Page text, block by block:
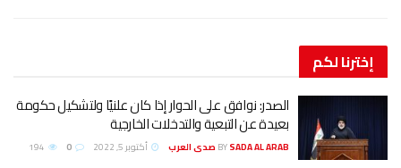
إخترنالكم
الصدر: نوافق على الحوار إذا كان علنيًا ولتشكيل حكومة
بعيدة عن التبعية والتدخلات الخارجية
BYSADA AL ARAB صدى العرب أكتوبر 5, 2022